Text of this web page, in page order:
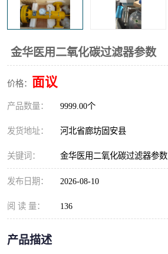
金华医用二氧化碳过滤器参数
价格： 面议
产品数量： 9999.00个
发货地址： 河北省廊坊固安县
关键词： 金华医用二氧化碳过滤器参数
发布日期： 2026-08-10
阅 读 量： 136
产品描述